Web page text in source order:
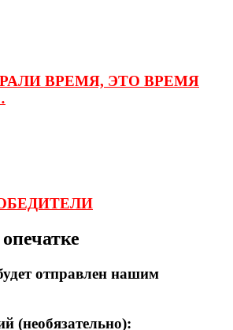
ВРЕМЯ, ЭТО ВРЕМЯ
отправлен нашим
(необязательно):